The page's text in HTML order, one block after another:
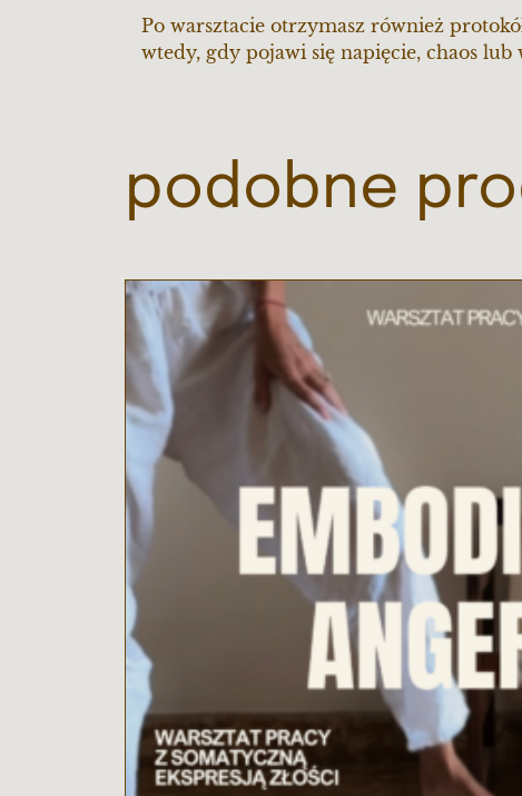
Po warsztacie otrzymasz również
wtedy, gdy pojawi się napięcie, chaos lub
podobne